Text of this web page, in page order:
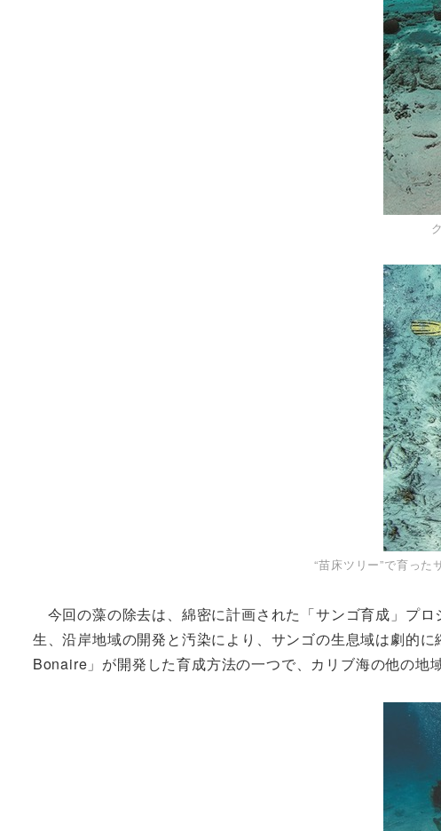
“苗床ツリー”で育っ
今回の藻の除去は、綿密に計画された「サンゴ育成」プ
生、沿岸地域の開発と汚染により、サンゴの生息域は劇的
Bonaire」が開発した育成方法の一つで、カリブ海の他の地